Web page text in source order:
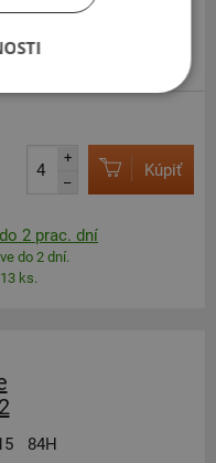
+
–
Kúpiť
2 prac. dní
do 2 dní.
ks.
84H